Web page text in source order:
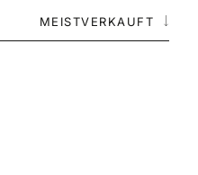
MEISTVERKAUFT